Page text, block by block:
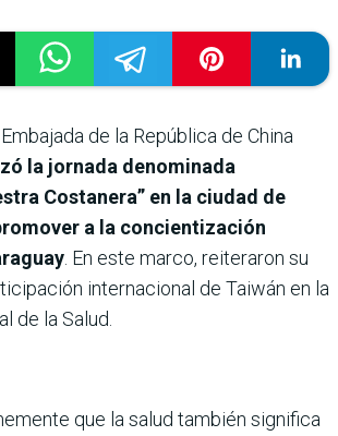
de la República de China
la jornada denominada
Costanera” en la ciudad de
a la concientización
. En este marco, reiteraron su
internacional de Taiwán en la
de la Salud.
que la salud también significa